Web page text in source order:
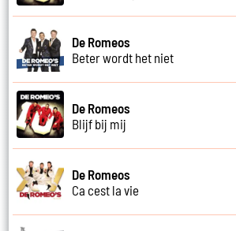
De Romeos
Beter wordt het niet
De Romeos
Blijf bij mij
De Romeos
Ca cest la vie